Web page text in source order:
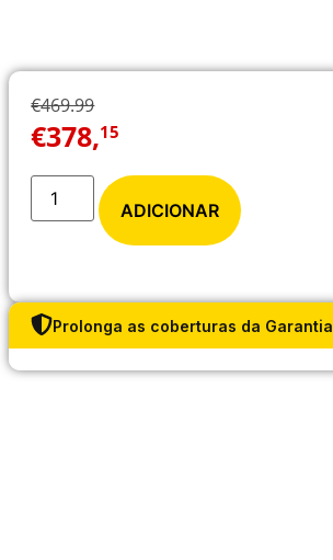
€469.99
€378,15
ADICIONAR
Prolonga as coberturas da Garantia